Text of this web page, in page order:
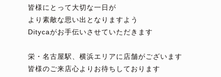
皆様にとって大切な一日が
より素敵な思い出となりますよう
Ditycaがお手伝いさせていただきます
栄・名古屋駅、横浜エリアに店舗がございます
皆様のご来店心よりお待ちしております